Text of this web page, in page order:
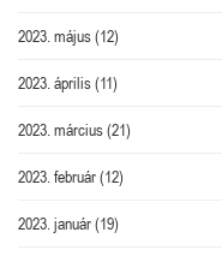
2023. május(12)
2023. április(11)
2023. március(21)
2023. február(12)
2023. január(19)